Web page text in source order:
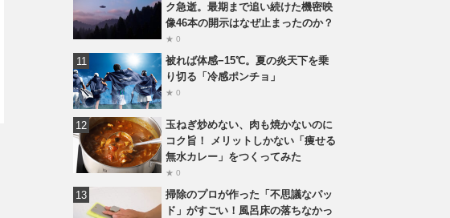
ク急逝。最期まで追い続けた機密映
像46本の開示はなぜ止まったのか？
★ 0
被れば体感−15℃。夏の炎天下を乗
り切る「冷感ポンチョ」
★ 0
玉ねぎ炒めない、肉も焼かないのに
コク旨！ メリットしかない「痩せる
無水カレー」をつくってみた
★ 0
掃除のプロが作った「不思議なパッ
ド」がすごい！風呂床の落ちなかっ